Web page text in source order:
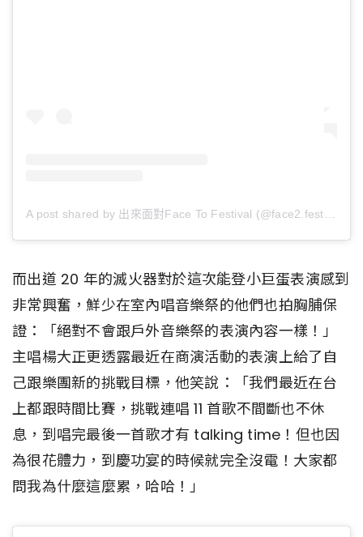
A post shared by 出來面對Face To Festival (@face2.festival)
而出道 20 年的滅火器對於這次能登小巨蛋表演感到
非常興奮，鮮少在室內唱音樂祭的他們也拍胸脯保
證：「絕對不會跟戶外音樂祭的表演內容一樣！」
主唱楊大正更透露最近在商演活動的表演上給了自
己跟樂團新的挑戰目標，他笑說：「我們最近在台
上都跟時間比賽，挑戰連唱 11 首歌不間斷也不休
息，到唱完最後一首歌才有 talking time！但也因
為很花體力，到慶功宴的時候就完全沒電！大家都
問我為什麼這麼累，哈哈！」